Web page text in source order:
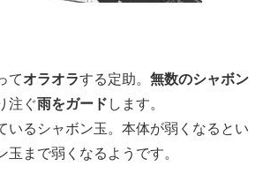
てオラオラする定助。 無数のシャボン
注ぐ雨をガード します。
いるシャボン玉。本体が弱くなるとい
玉まで弱くなるようです。